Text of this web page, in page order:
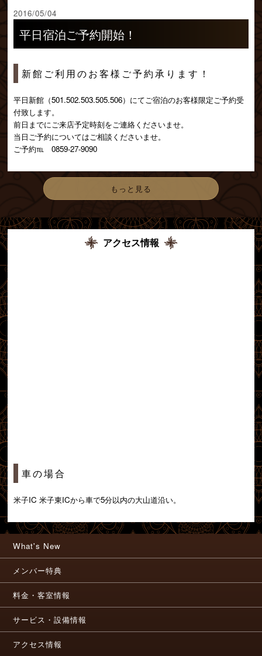
2016/05/04
平日宿泊ご予約開始！
新館ご利用のお客様ご予約承ります！
平日新館（501.502.503.505.506）にてご宿泊のお客様限定ご予約受
付致します。
前日までにご来店予定時刻をご連絡くださいませ。
当日ご予約についてはご相談くださいませ。
ご予約℡ 0859-27-9090
もっと見る
アクセス情報
車の場合
米子IC 米子東ICから車で5分以内の大山道沿い。
What's New
メンバー特典
料金・客室情報
サービス・設備情報
アクセス情報